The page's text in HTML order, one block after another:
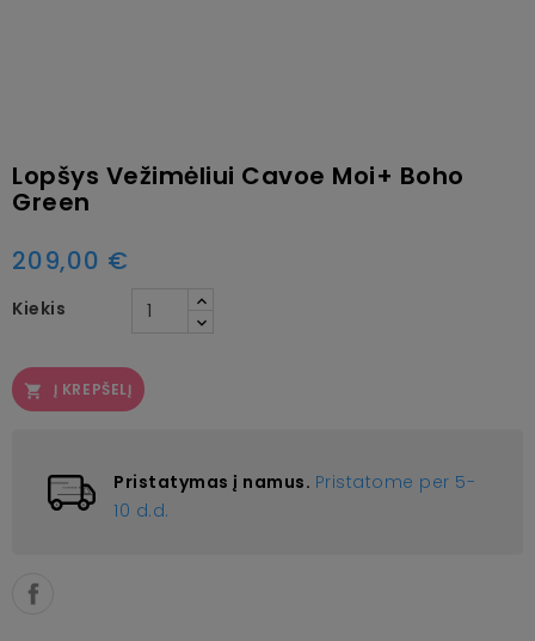
Lopšys Vežimėliui Cavoe Moi+ Boho
Green
209,00 €
Kiekis
 Į KREPŠELĮ
Pristatymas į namus. Pristatome per 5-
10 d.d.